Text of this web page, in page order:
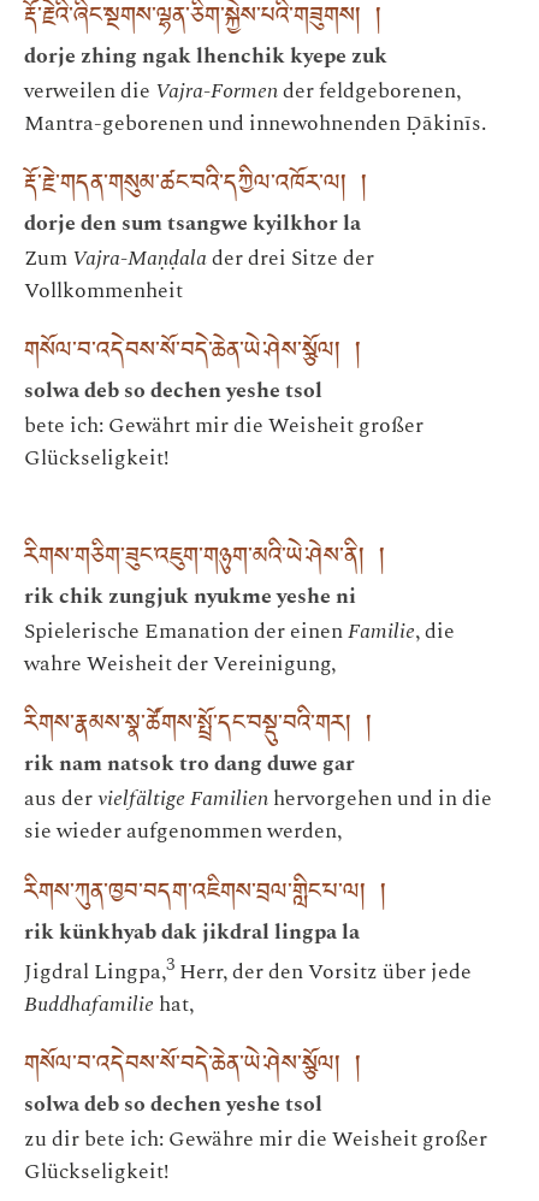
རྡོ་རྗེའི་ཞིང་སྔགས་ལྷན་ཅིག་སྐྱེས་པའི་གཟུགས། །
dorje zhing ngak lhenchik kyepe zuk
verweilen die Vajra-Formender feldgeborenen,
Mantra-geborenen und innewohnenden Ḍākinīs.
རྡོ་རྗེ་གདན་གསུམ་ཚང་བའི་དཀྱིལ་འཁོར་ལ། །
dorje den sum tsangwe kyilkhor la
ZumVajra-Maṇḍalader drei Sitze der
Vollkommenheit
གསོལ་བ་འདེབས་སོ་བདེ་ཆེན་ཡེ་ཤེས་སྩོལ། །
solwa deb so dechen yeshe tsol
bete ich: Gewährt mir die Weisheit großer
Glückseligkeit!
རིགས་གཅིག་ཟུང་འཇུག་གཉུག་མའི་ཡེ་ཤེས་ནི། །
rik chik zungjuk nyukme yeshe ni
Spielerische Emanation der einenFamilie, die
wahre Weisheit der Vereinigung,
རིགས་རྣམས་སྣ་ཚོགས་སྤྲོ་དང་བསྡུ་བའི་གར། །
rik nam natsok tro dang duwe gar
aus dervielfältige Familienhervorgehen und in die
sie wieder aufgenommen werden,
རིགས་ཀུན་ཁྱབ་བདག་འཇིགས་བྲལ་གླིང་པ་ལ། །
rik künkhyab dak jikdral lingpa la
Jigdral Lingpa,3 Herr, der den Vorsitz über jede
Buddhafamilie hat,
གསོལ་བ་འདེབས་སོ་བདེ་ཆེན་ཡེ་ཤེས་སྩོལ། །
solwa deb so dechen yeshe tsol
zu dir bete ich: Gewähre mir die Weisheit großer
Glückseligkeit!